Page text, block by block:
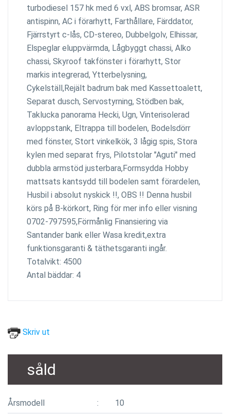
turbodiesel 157 hk med 6 vxl, ABS bromsar, ASR
antispinn, AC i förarhytt, Farthållare, Färddator,
Fjärrstyrt c-lås, CD-stereo, Dubbelgolv, Elhissar,
Elspeglar eluppvärmda, Lågbyggt chassi, Alko
chassi, Skyroof takfönster i förarhytt, Stor
markis integrerad, Ytterbelysning,
Cykelställ,Rejält badrum bak med Kassettoalett,
Separat dusch, Servostyrning, Stödben bak,
Taklucka panorama Hecki, Ugn, Vinterisolerad
avloppstank, Eltrappa till bodelen, Bodelsdörr
med fönster, Stort vinkelkök, 3 lågig spis, Stora
kylen med separat frys, Pilotstolar "Aguti" med
dubbla armstöd justerbara,Formsydda Hobby
mattsats kantsydd till bodelen samt förardelen,
Husbil i absolut nyskick !!, OBS !! Denna husbil
körs på B-körkort, Ring för mer info eller visning
0702-797595,Förmånlig Finansiering via
Santander bank eller Wasa kredit,extra
funktionsgaranti & täthetsgaranti ingår.
Totalvikt: 4500
Antal bäddar: 4
Skriv ut
såld
Årsmodell 10